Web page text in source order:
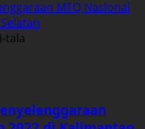
MTQ Nasional